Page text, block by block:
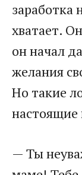
заработка
хватает.
он начал
желания
Но такие
— Ты